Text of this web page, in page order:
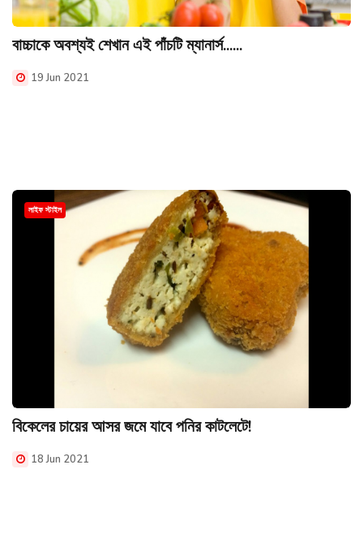
বাচ্চাকে অবশ্যই শেখান এই পাঁচটি ম্যানার্স......
19 Jun 2021
লাইফ স্টাইল
বিকেলের চায়ের আসর জমে যাবে পনির কাটলেটে!
18 Jun 2021